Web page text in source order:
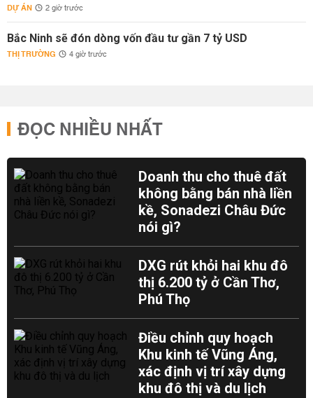
DỰ ÁN 2 giờ trước
Bắc Ninh sẽ đón dòng vốn đầu tư gần 7 tỷ USD
THỊ TRƯỜNG 4 giờ trước
ĐỌC NHIỀU NHẤT
Doanh thu cho thuê đất
không bằng bán nhà liền
kề, Sonadezi Châu Đức
nói gì?
DXG rút khỏi hai khu đô
thị 6.200 tỷ ở Cần Thơ,
Phú Thọ
Điều chỉnh quy hoạch
Khu kinh tế Vũng Áng,
xác định vị trí xây dựng
khu đô thị và du lịch